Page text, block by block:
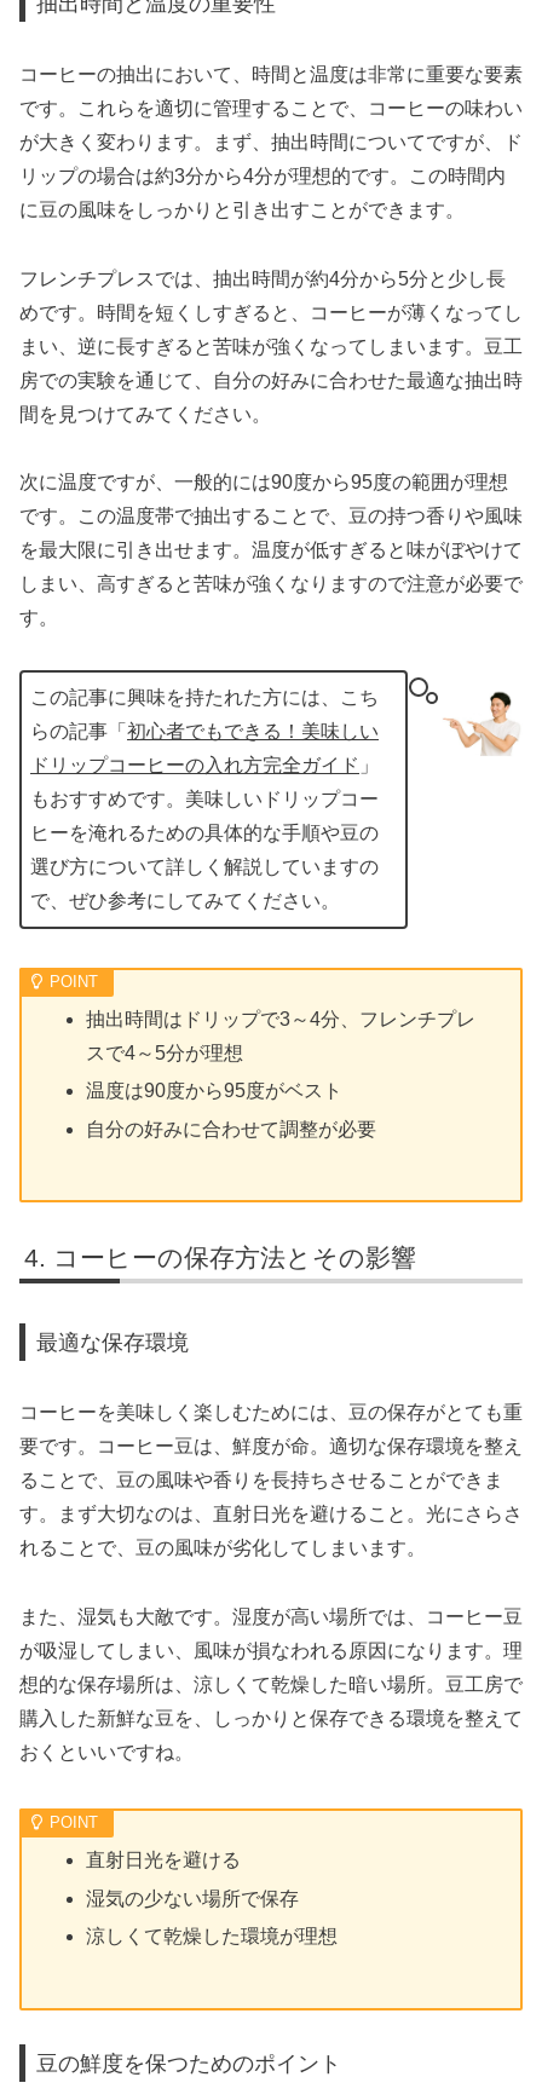
コーヒーの抽出において、時間と温度は非常に重要な要素
です。これらを適切に管理することで、コーヒーの味わい
が大きく変わります。まず、抽出時間についてですが、ド
リップの場合は約3分から4分が理想的です。この時間内
に豆の風味をしっかりと引き出すことができます。
フレンチプレスでは、抽出時間が約4分から5分と少し長
めです。時間を短くしすぎると、コーヒーが薄くなってし
まい、逆に長すぎると苦味が強くなってしまいます。豆工
房での実験を通じて、自分の好みに合わせた最適な抽出時
間を見つけてみてください。
次に温度ですが、一般的には90度から95度の範囲が理想
です。この温度帯で抽出することで、豆の持つ香りや風味
を最大限に引き出せます。温度が低すぎると味がぼやけて
しまい、高すぎると苦味が強くなりますので注意が必要で
す。
この記事に興味を持たれた方には、こち
らの記事「 初心者でもできる！美味しい
ドリップコーヒーの入れ方完全ガイド 」
もおすすめです。美味しいドリップコー
ヒーを淹れるための具体的な手順や豆の
選び方について詳しく解説していますの
で、ぜひ参考にしてみてください。
抽出時間はドリップで3～4分、フレンチプレ
スで4～5分が理想
温度は90度から95度がベスト
自分の好みに合わせて調整が必要
コーヒーの保存方法とその影響
最適な保存環境
コーヒーを美味しく楽しむためには、豆の保存がとても重
要です。コーヒー豆は、鮮度が命。適切な保存環境を整え
ることで、豆の風味や香りを長持ちさせることができま
す。まず大切なのは、直射日光を避けること。光にさらさ
れることで、豆の風味が劣化してしまいます。
また、湿気も大敵です。湿度が高い場所では、コーヒー豆
が吸湿してしまい、風味が損なわれる原因になります。理
想的な保存場所は、涼しくて乾燥した暗い場所。豆工房で
購入した新鮮な豆を、しっかりと保存できる環境を整えて
おくといいですね。
直射日光を避ける
湿気の少ない場所で保存
涼しくて乾燥した環境が理想
豆の鮮度を保つためのポイント